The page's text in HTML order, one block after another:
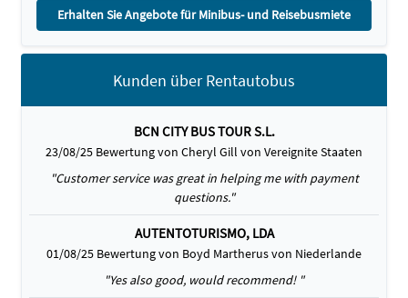
Erhalten Sie Angebote für Minibus- und Reisebusmiete
Kunden über Rentautobus
BCN CITY BUS TOUR S.L.
23/08/25 Bewertung von Cheryl Gill von Vereignite Staaten
"Customer service was great in helping me with payment
questions."
AUTENTOTURISMO, LDA
01/08/25 Bewertung von Boyd Martherus von Niederlande
"Yes also good, would recommend! "